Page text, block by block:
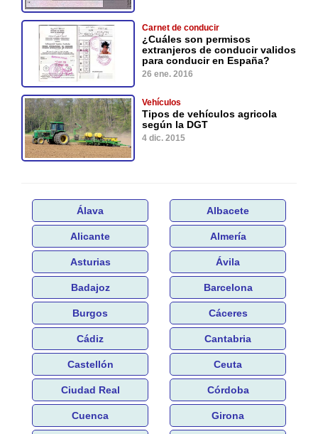
Carnet de conducir
¿Cuáles son permisos
extranjeros de conducir validos
para conducir en España?
26 ene. 2016
Vehículos
Tipos de vehículos agricola
según la DGT
4 dic. 2015
Álava Albacete
Alicante Almería
Asturias Ávila
Badajoz Barcelona
Burgos Cáceres
Cádiz Cantabria
Castellón Ceuta
Ciudad Real Córdoba
Cuenca Girona